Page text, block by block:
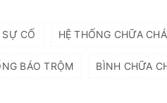
CỐ HỆ THỐNG CHỮA
BÁO TRỘM BÌNH CHỮA